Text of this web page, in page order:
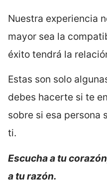
Nuestra experiencia
mayor sea la
éxito tendrá la
Estas son solo
debes hacerte si te
sobre si esa persona
ti.
Escucha a tu
a tu razón.